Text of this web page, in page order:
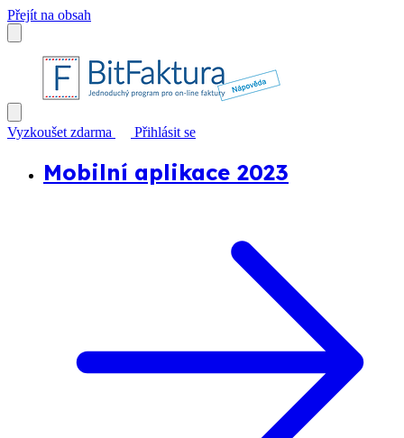
Přejít na obsah
Vyzkoušet zdarma Přihlásit se
Mobilní aplikace 2023